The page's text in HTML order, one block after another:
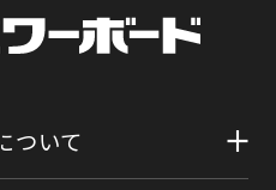
ついて